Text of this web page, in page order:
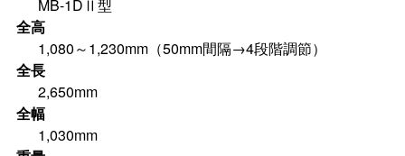
MB-1DⅡ型
全高
1,080～1,230mm（50mm間隔→4段階調節）
全長
2,650mm
全幅
1,030mm